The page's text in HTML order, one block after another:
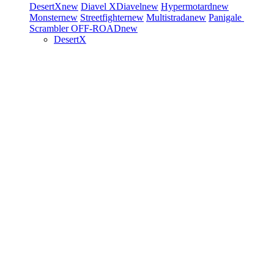
DesertXnew Diavel XDiavelnew Hypermotardnew
Monsternew Streetfighternew Multistradanew Panigale
ScramblerOFF-ROADnew
DesertX